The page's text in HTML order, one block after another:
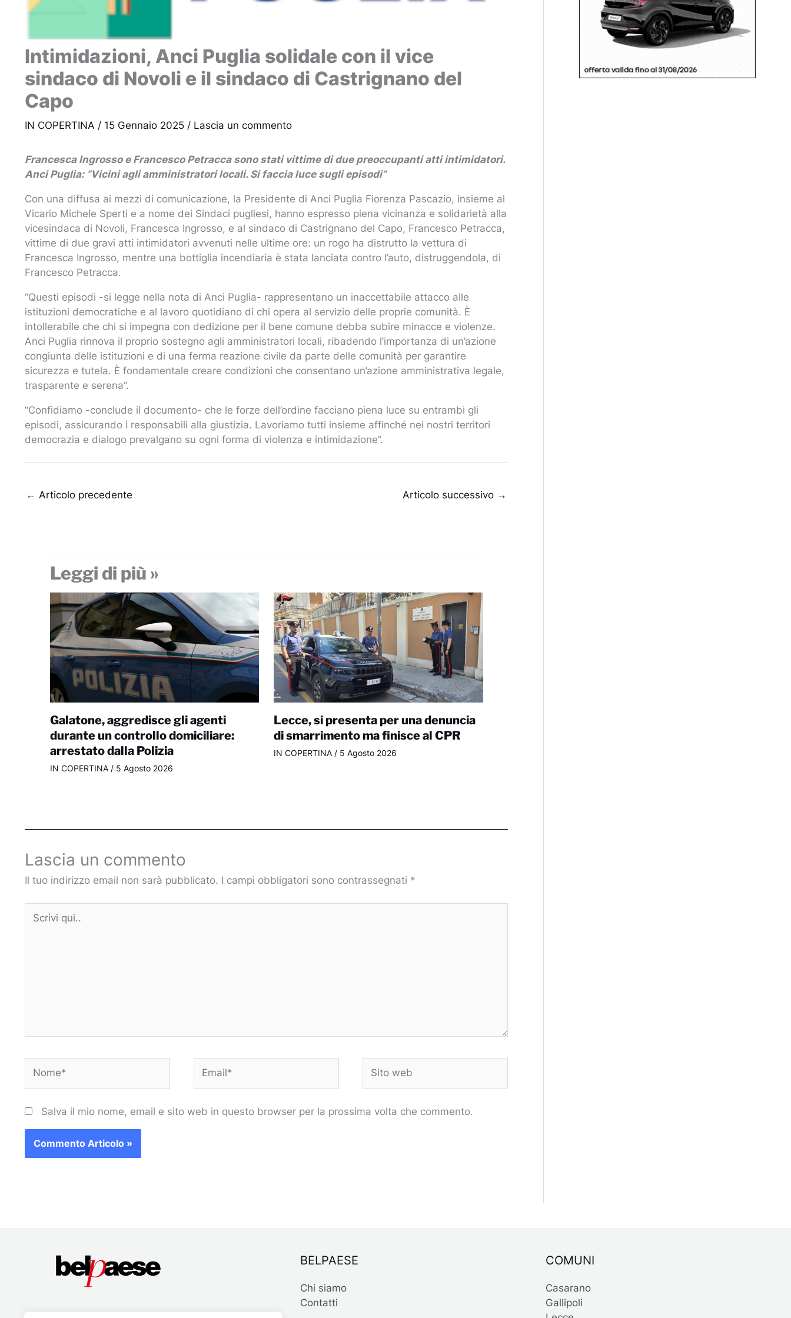
Intimidazioni, Anci Puglia solidale con il vice
sindaco di Novoli e il sindaco di Castrignano del
Capo
IN COPERTINA / 15 Gennaio 2025 / Lascia un commento
Francesca Ingrosso e Francesco Petracca sono stati vittime di due preoccupanti atti intimidatori.
Anci Puglia: “Vicini agli amministratori locali. Si faccia luce sugli episodi”
Con una diffusa ai mezzi di comunicazione, la Presidente di Anci Puglia Fiorenza Pascazio, insieme al
Vicario Michele Sperti e a nome dei Sindaci pugliesi, hanno espresso piena vicinanza e solidarietà alla
vicesindaca di Novoli, Francesca Ingrosso, e al sindaco di Castrignano del Capo, Francesco Petracca,
vittime di due gravi atti intimidatori avvenuti nelle ultime ore: un rogo ha distrutto la vettura di
Francesca Ingrosso, mentre una bottiglia incendiaria è stata lanciata contro l’auto, distruggendola, di
Francesco Petracca.
“Questi episodi -si legge nella nota di Anci Puglia- rappresentano un inaccettabile attacco alle
istituzioni democratiche e al lavoro quotidiano di chi opera al servizio delle proprie comunità. È
intollerabile che chi si impegna con dedizione per il bene comune debba subire minacce e violenze.
Anci Puglia rinnova il proprio sostegno agli amministratori locali, ribadendo l’importanza di un’azione
congiunta delle istituzioni e di una ferma reazione civile da parte delle comunità per garantire
sicurezza e tutela. È fondamentale creare condizioni che consentano un’azione amministrativa legale,
trasparente e serena”.
“Confidiamo -conclude il documento- che le forze dell’ordine facciano piena luce su entrambi gli
episodi, assicurando i responsabili alla giustizia. Lavoriamo tutti insieme affinché nei nostri territori
democrazia e dialogo prevalgano su ogni forma di violenza e intimidazione”.
← Articolo precedente Articolo successivo →
Leggi di più »
Galatone, aggredisce gli agenti
durante un controllo domiciliare:
arrestato dalla Polizia
IN COPERTINA/ 5 Agosto 2026
Lecce, si presenta per una denuncia
di smarrimento ma finisce al CPR
IN COPERTINA / 5 Agosto 2026
Lascia un commento
Il tuo indirizzo email non sarà pubblicato. I campi obbligatori sono contrassegnati *
qui..
web
Salva il mio nome, email e sito web in questo browser per la prossima volta che commento.
BELPAESE
Chi siamo
Contatti
COMUNI
Casarano
Gallipoli